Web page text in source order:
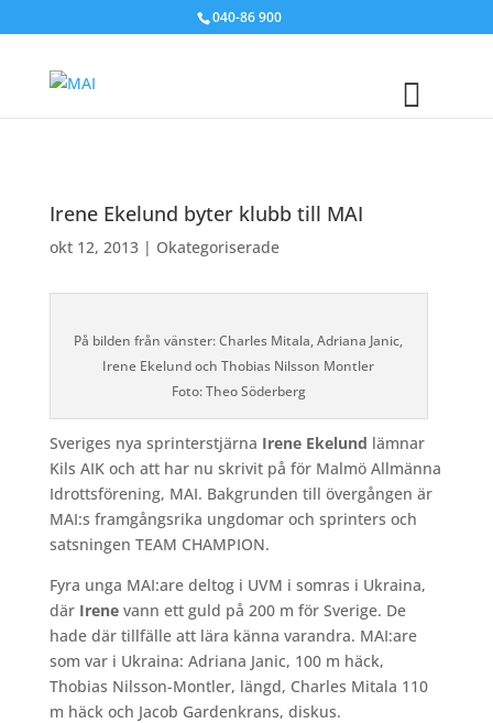
040-86 900
Irene Ekelund byter klubb till MAI
okt 12, 2013| Okategoriserade
På bilden från vänster: Charles Mitala, Adriana Janic,
Irene Ekelund och Thobias Nilsson Montler
Foto: Theo Söderberg
Sveriges nya sprinterstjärna Irene Ekelund lämnar
Kils AIK och att har nu skrivit på för Malmö Allmänna
Idrottsförening, MAI. Bakgrunden till övergången är
MAI:s framgångsrika ungdomar och sprinters och
satsningen TEAM CHAMPION.
Fyra unga MAI:are deltog i UVM i somras i Ukraina,
där Irene vann ett guld på 200 m för Sverige. De
hade där tillfälle att lära känna varandra. MAI:are
som var i Ukraina: Adriana Janic, 100 m häck,
Thobias Nilsson-Montler, längd, Charles Mitala 110
m häck och Jacob Gardenkrans, diskus.